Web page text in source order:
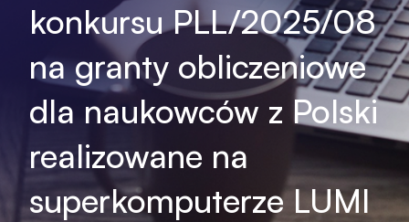
konkursu PLL/2025/08
na granty obliczeniowe
dla naukowców z Polski
realizowane na
superkomputerze LUMI